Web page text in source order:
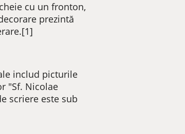
cu un fronton,
prezintă
includ picturile
"Sf. Nicolae
scriere este sub